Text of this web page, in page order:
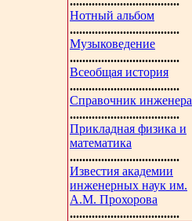
Нотный альбом
...................................
Музыковедение
...................................
Всеобщая история
...................................
Справочник инженера
...................................
Прикладная физика и
математика
...................................
Известия академии
инженерных наук им.
А.М. Прохорова
...................................